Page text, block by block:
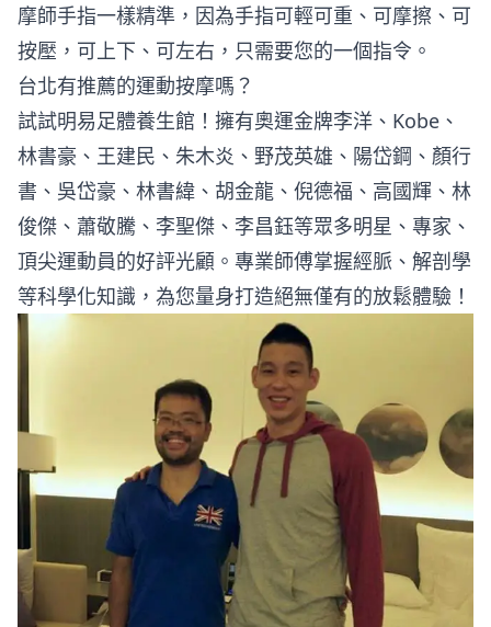
摩師手指一樣精準，因為手指可輕可重、可摩擦、可
按壓，可上下、可左右，只需要您的一個指令。
台北有推薦的運動按摩嗎？
試試明易足體養生館！擁有奧運金牌李洋、Kobe、
林書豪、王建民、朱木炎、野茂英雄、陽岱鋼、顏行
書、吳岱豪、林書緯、胡金龍、倪德福、高國輝、林
俊傑、蕭敬騰、李聖傑、李昌鈺等眾多明星、專家、
頂尖運動員的好評光顧。專業師傅掌握經脈、解剖學
等科學化知識，為您量身打造絕無僅有的放鬆體驗！